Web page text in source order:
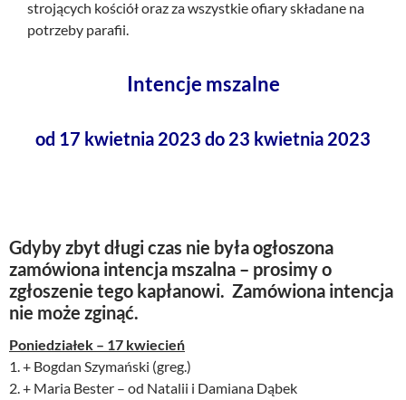
strojących kościół oraz za wszystkie ofiary składane na
potrzeby parafii.
Intencje mszalne
od 17 kwietnia 2023 do 23 kwietnia 2023
Gdyby zbyt długi czas nie była ogłoszona
zamówiona intencja mszalna – prosimy o
zgłoszenie tego kapłanowi. Zamówiona intencja
nie może zginąć.
Poniedziałek – 17 kwiecień
1. + Bogdan Szymański (greg.)
2. + Maria Bester – od Natalii i Damiana Dąbek